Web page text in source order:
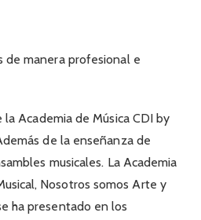
de manera profesional e
Academia de Música CDI by
de la enseñanza de
musicales. La Academia
Nosotros somos Arte y
ha presentado en los